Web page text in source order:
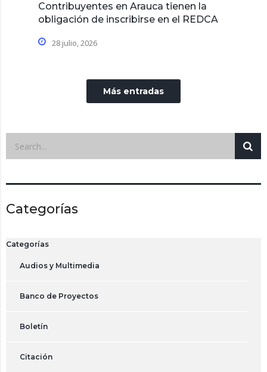
Contribuyentes en Arauca tienen la
obligación de inscribirse en el REDCA
28 julio, 2026
Más entradas
Categorías
Categorías
Audios y Multimedia
Banco de Proyectos
Boletín
Citación